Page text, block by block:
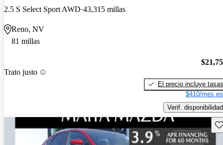
2.5 S Select Sport AWD 43,315 millas
Reno, NV
81 millas
Trato justo
El precio incluye tasas
$410/mes
Verif. disponibilidad